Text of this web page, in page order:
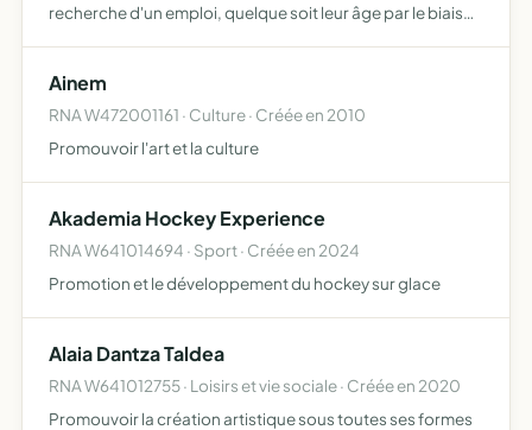
recherche d'un emploi, quelque soit leur âge par le biais
Ainem
RNA W472001161 · Culture · Créée en 2010
Promouvoir l'art et la culture
Akademia Hockey Experience
RNA W641014694 · Sport · Créée en 2024
Promotion et le développement du hockey sur glace
Alaia Dantza Taldea
RNA W641012755 · Loisirs et vie sociale · Créée en 2020
Promouvoir la création artistique sous toutes ses formes